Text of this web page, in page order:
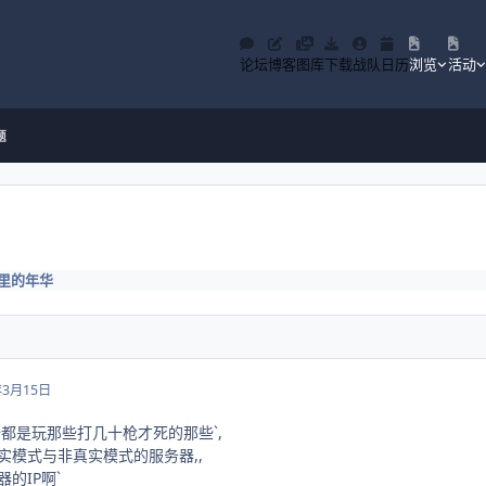
论坛博客图库下载战队 日历浏览 活动
的年华
月15日
是玩那些打几十枪才死的那些`,
模式与非真实模式的服务器,,
的IP啊`